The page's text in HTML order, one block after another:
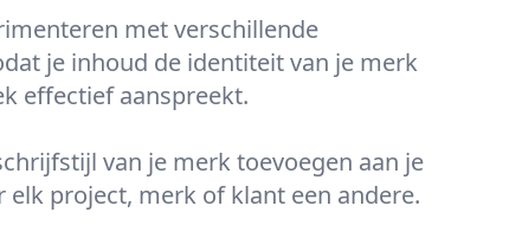
met verschillende
je inhoud de identiteit van je merk
effectief aanspreekt.
van je merk toevoegen aan je
project, merk of klant een andere.